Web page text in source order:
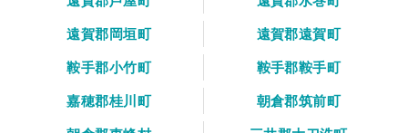
遠賀郡岡垣町
遠賀郡遠賀町
鞍手郡小竹町
鞍手郡鞍手町
嘉穂郡桂川町
朝倉郡筑前町